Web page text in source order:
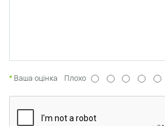
Ваша оцінка Плохо